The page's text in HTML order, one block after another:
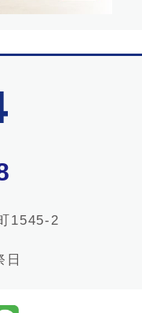
1545-2
日